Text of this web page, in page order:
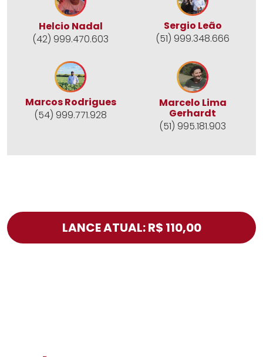
Helcio Nadal
(42) 999.470.603
Sergio Leão
(51) 999.348.666
Marcos Rodrigues
(54) 999.771.928
Marcelo Lima
Gerhardt
(51) 995.181.903
LANCE ATUAL: R$ 110,00